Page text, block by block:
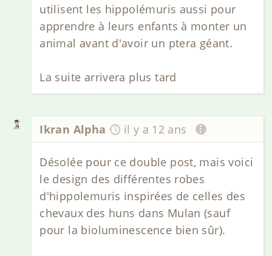
utilisent les hippolémuris aussi pour
apprendre à leurs enfants à monter un
animal avant d'avoir un ptera géant.
La suite arrivera plus tard
Ikran Alpha il y a 12 ans
Désolée pour ce double post, mais voici
le design des différentes robes
d'hippolemuris inspirées de celles des
chevaux des huns dans Mulan (sauf
pour la bioluminescence bien sûr).